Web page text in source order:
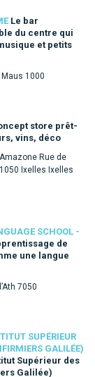
Le bar
du centre qui
et petits
1000
store prêt-
vins, déco
Rue de
Ixelles Ixelles
SCHOOL -
de
une langue
7050
SUPÉRIEUR
GALILÉE)
Supérieur des
Galilée)
Galilée)